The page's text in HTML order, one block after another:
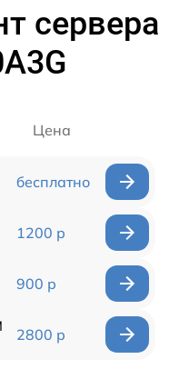
сервера
Цена
бесплатно
1200 р
900 р
2800 р